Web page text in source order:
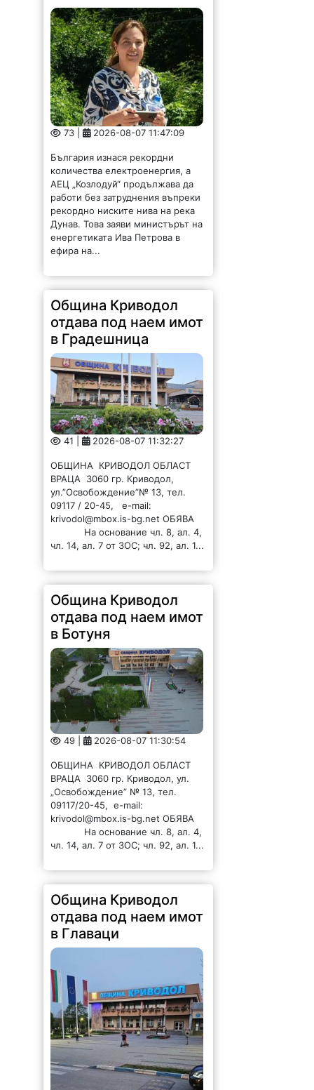
73 | 2026-08-07 11:47:09
България изнася рекордни
количества електроенергия, а
АЕЦ „Козлодуй“ продължава да
работи без затруднения въпреки
рекордно ниските нива на река
Дунав. Това заяви министърът на
енергетиката Ива Петрова в
ефира на...
Община Криводол
отдава под наем имот
в Градешница
41 | 2026-08-07 11:32:27
ОБЩИНА КРИВОДОЛ ОБЛАСТ
ВРАЦА 3060 гр. Криводол,
ул.”Освобождение”№ 13, тел.
09117 / 20-45, e-mail:
krivodol@mbox.is-bg.net ОБЯВА
На основание чл. 8, ал. 4,
чл. 14, ал. 7 от ЗОС; чл. 92, ал. 1...
Община Криводол
отдава под наем имот
в Ботуня
49 | 2026-08-07 11:30:54
ОБЩИНА КРИВОДОЛ ОБЛАСТ
ВРАЦА 3060 гр. Криводол, ул.
„Освобождение” № 13, тел.
09117/20-45, e-mail:
krivodol@mbox.is-bg.net ОБЯВА
На основание чл. 8, ал. 4,
чл. 14, ал. 7 от ЗОС; чл. 92, ал. 1...
Община Криводол
отдава под наем имот
в Главаци